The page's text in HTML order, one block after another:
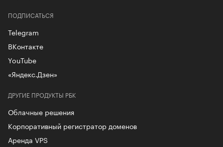
ДРУГИЕ ПРОДУКТЫ РБК
Облачные решения
Корпоративный регистратор доменов
Аренда VPS
ПОДПИСАТЬСЯ
Telegram
ВКонтакте
YouTube
«Яндекс.Дзен»